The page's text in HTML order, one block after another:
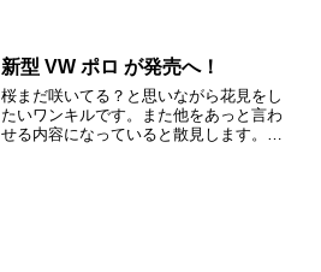
新型 VW ポロ が発売へ！
桜まだ咲いてる？と思いながら花見をし
たいワンキルです。また他をあっと言わ
せる内容になっていると散見します。フ